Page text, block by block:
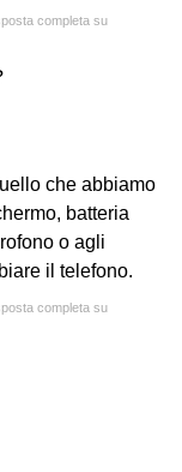
completa su
che abbiamo
batteria
o agli
il telefono.
completa su